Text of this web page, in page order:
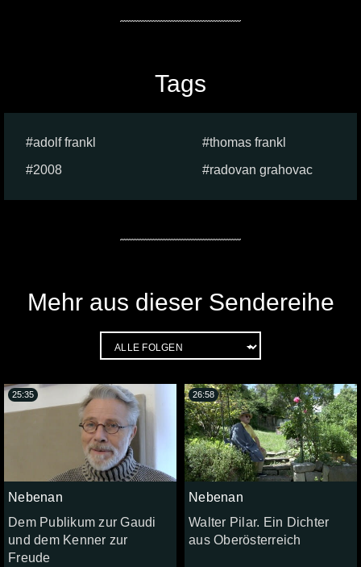
Tags
adolf frankl
thomas frankl
2008
radovan grahovac
Mehr aus dieser Sendereihe
Nebenan
Dem Publikum zur Gaudi
und dem Kenner zur
Freude
25:35
Nebenan
Walter Pilar. Ein Dichter
aus Oberösterreich
26:58